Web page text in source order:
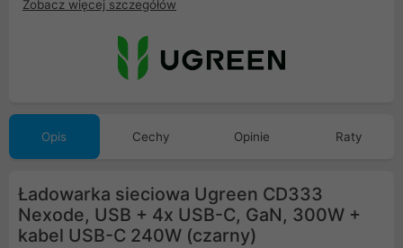
Zobacz więcej szczegółów
Opis Cechy Opinie Raty
Ładowarka sieciowa Ugreen CD333
Nexode, USB + 4x USB-C, GaN, 300W +
kabel USB-C 240W (czarny)